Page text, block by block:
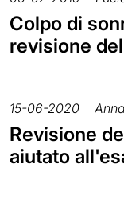
Colpo di
revisione
15-06-2020
Revisione
aiutato